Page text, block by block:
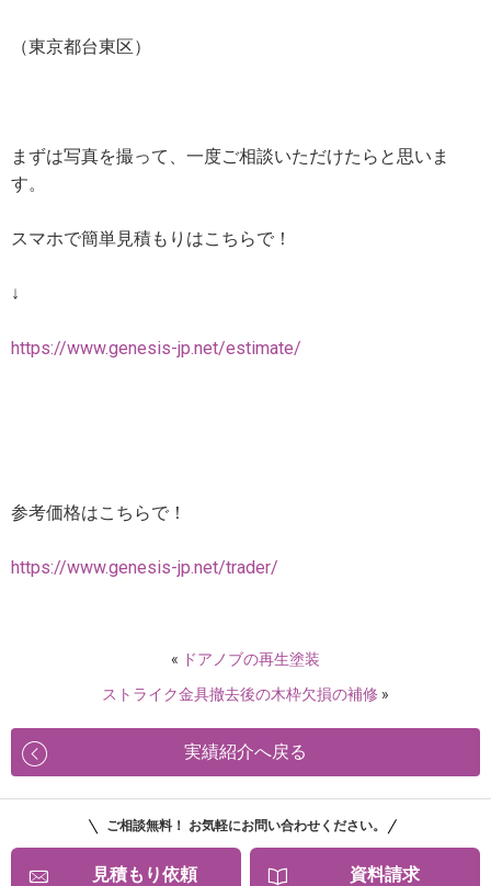
（東京都台東区）
まずは写真を撮って、一度ご相談いただけたらと思いま
す。
スマホで簡単見積もりはこちらで！
↓
https://www.genesis-jp.net/estimate/
参考価格はこちらで！
https://www.genesis-jp.net/trader/
« ドアノブの再生塗装
ストライク金具撤去後の木枠欠損の補修 »
実績紹介へ戻る
ご相談無料！ お気軽にお問い合わせください。
見積もり依頼 資料請求